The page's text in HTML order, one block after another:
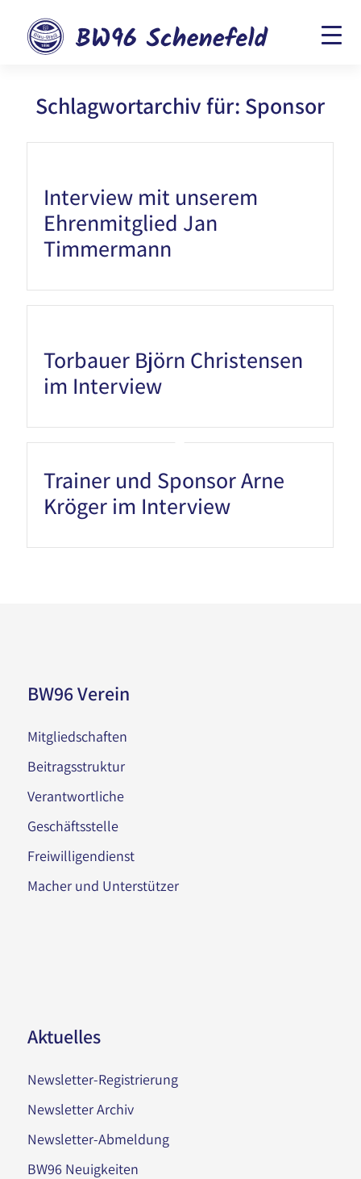
Schlagwortarchiv für: Sponsor
Interview mit unserem
Ehrenmitglied Jan
Timmermann
Torbauer Björn Christensen
im Interview
Trainer und Sponsor Arne
Kröger im Interview
BW96 Verein
Mitgliedschaften
Beitragsstruktur
Verantwortliche
Geschäftsstelle
Freiwilligendienst
Macher und Unterstützer
Aktuelles
Newsletter-Registrierung
Newsletter Archiv
Newsletter-Abmeldung
BW96 Neuigkeiten